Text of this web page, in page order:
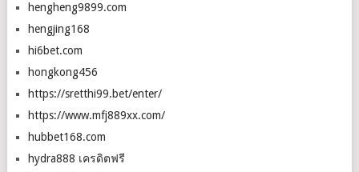
hengheng9899.com
hengjing168
hi6bet.com
hongkong456
https://sretthi99.bet/enter/
https://www.mfj889xx.com/
hubbet168.com
hydra888 เครดิตฟรี